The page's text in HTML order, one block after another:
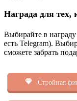
Награда для тех,
Выбирайте в
есть Telegram).
сможете забрать
Стройная